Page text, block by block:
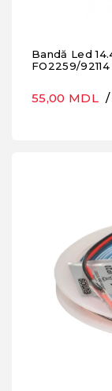
Bandă Led
FO2259/92114
55,00 MDL /